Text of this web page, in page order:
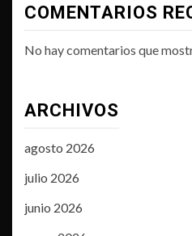
COMENTARIOS
No hay comentarios que
ARCHIVOS
agosto 2026
julio 2026
junio 2026